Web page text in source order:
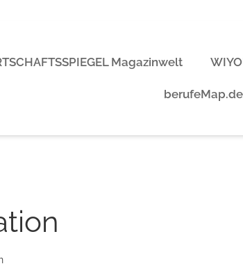
Magazinwelt
berufeMap.de